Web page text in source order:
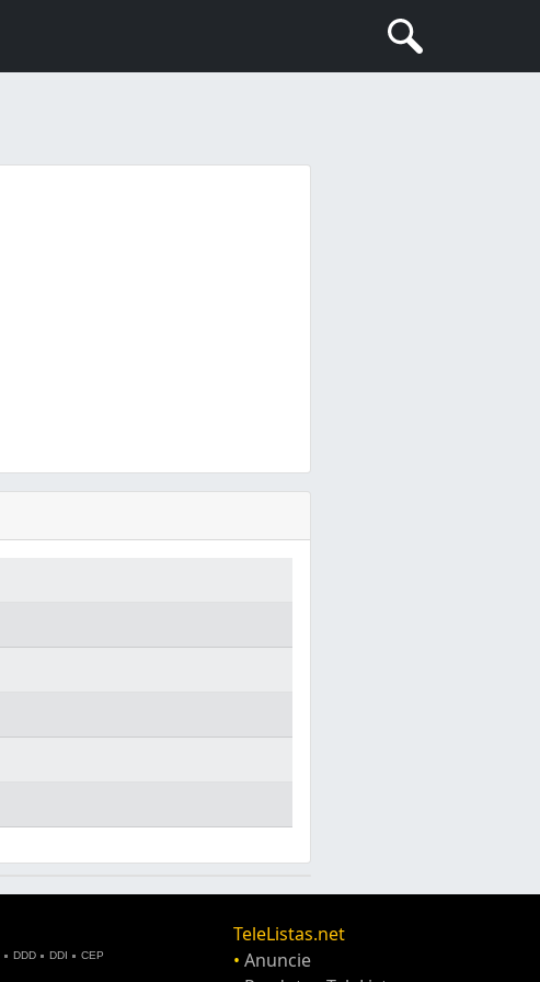
DDD DDI CEP
TeleListas.net
• Anuncie